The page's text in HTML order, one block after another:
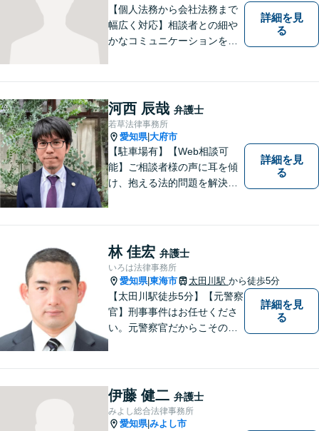
【個人法務から会社法務まで
幅広く対応】相談者との細や
かなコミュニケーションを大
ら、お早めにご相談くださ
い。【JR在来線「刈谷駅」4
分】【駐車場あり】
詳細を見
る
河西 辰哉 弁護士
若草法律事務所
愛知県|大府市
【駐車場有】【Web相談可
能】ご相談者様の声に耳を傾
け、抱える法的問題を解決す
て、明るい未来へと進みまし
ょう。 地域のみなさまからの
ご相談、お待ちしておりま
す。
詳細を見
る
林 佳宏 弁護士
いろは法律事務所
愛知県|東海市 太田川駅 から徒歩5分
【太田川駅徒歩5分】【元警察
官】刑事事件はお任せくださ
い。元警察官だからこその視
ることはございません。元警
察官の経験を活かした交通事
故事案対応もいたします。
詳細を見
る
伊藤 健二 弁護士
みよし総合法律事務所
愛知県|みよし市